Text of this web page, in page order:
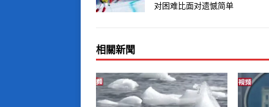
对困难比面对遗憾简单
相關新聞